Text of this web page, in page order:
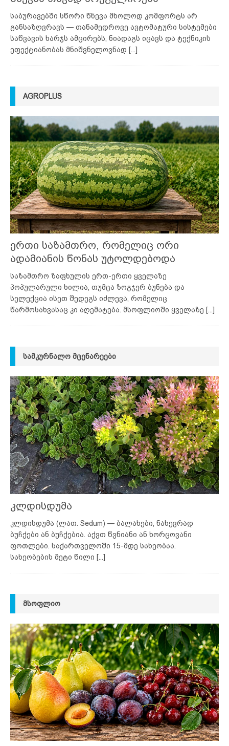
საბურავებში სწორი წნევა მხოლოდ კომფორტს არ
განსაზღვრავს — თანამედროვე ავტომატური სისტემები
საწვავის ხარჯს ამცირებს, ნიადაგს იცავს და ტექნიკის
ეფექტიანობას მნიშვნელოვნად [...]
AGROPLUS
ერთი საზამთრო, რომელიც ორი
ადამიანის წონას უტოლდებოდა
საზამთრო ზაფხულის ერთ-ერთი ყველაზე
პოპულარული ხილია, თუმცა ზოგჯერ ბუნება და
სელექცია ისეთ შედეგს იძლევა, რომელიც
წარმოსახვასაც კი აღემატება. მსოფლიოში ყველაზე [...]
ᲡᲐᲛᲙᲣᲠᲜᲐᲚᲝ ᲛᲪᲔᲜᲐᲠᲔᲔᲑᲘ
კლდისდუმა
კლდისდუმა (ლათ. Sedum) — ბალახები, ნახევრად
ბუჩქები ან ბუჩქებია. აქვთ წვნიანი ან ხორცოვანი
ფოთლები. საქართველოში 15-მდე სახეობაა.
სახეობების მეტი წილი [...]
ᲛᲡᲝᲤᲚᲘᲝ